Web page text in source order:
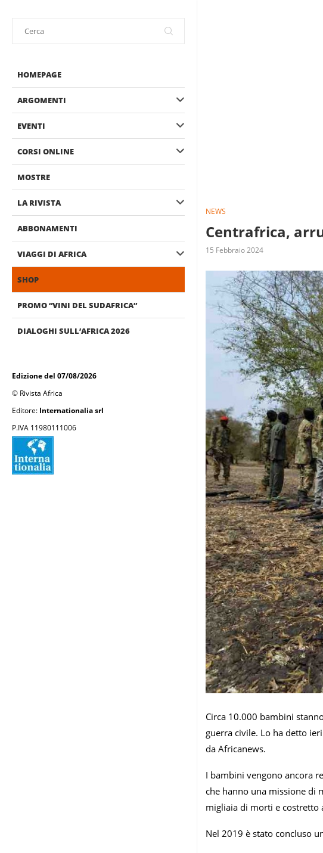
HOMEPAGE
ARGOMENTI
EVENTI
CORSI ONLINE
MOSTRE
LA RIVISTA
ABBONAMENTI
VIAGGI DI AFRICA
SHOP
PROMO “VINI DEL SUDAFRICA”
DIALOGHI SULL’AFRICA 2026
Edizione del 07/08/2026
© Rivista Africa
Editore: Internationalia srl
P.IVA 11980111006
NEWS
Centrafrica,
15 Febbraio 2024
Circa 10.000 bambini
guerra civile. Lo ha detto
da Africanews.
I bambini vengono ancora
che hanno una missione di
migliaia di morti e
Nel 2019 è stato concluso